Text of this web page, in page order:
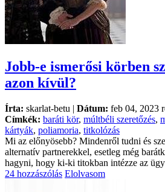
Jobb-e ismerősi körben
azon kívül?
Írta: skarlat-betu | Dátum: feb 04, 2023
Címkék: baráti kör, múltbéli szeretőzés,
kártyák, poliamoria, titkolózás
Mi az előnyösebb? Mindenről tudni és
alternatív partnerekkel, esetleg még
hagyni, hogy ki-ki titokban intézze az
24 hozzászólás Elolvasom